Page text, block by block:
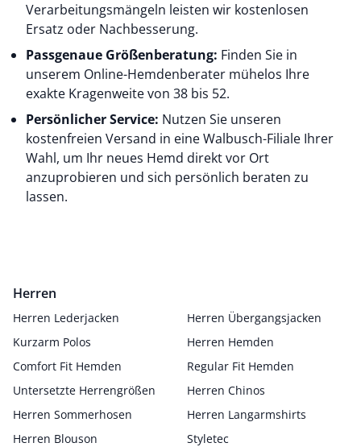
Verarbeitungsmängeln leisten wir kostenlosen
Ersatz oder Nachbesserung.
Passgenaue Größenberatung: Finden Sie in
unserem Online-Hemdenberater mühelos Ihre
exakte Kragenweite von 38 bis 52.
Persönlicher Service: Nutzen Sie unseren
kostenfreien Versand in eine Walbusch-Filiale Ihrer
Wahl, um Ihr neues Hemd direkt vor Ort
anzuprobieren und sich persönlich beraten zu
lassen.
Herren
Herren Lederjacken
Herren Übergangsjacken
Kurzarm Polos
Herren Hemden
Comfort Fit Hemden
Regular Fit Hemden
Untersetzte Herrengrößen
Herren Chinos
Herren Sommerhosen
Herren Langarmshirts
Herren Blouson
Styletec